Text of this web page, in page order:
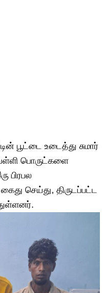
பூட்டை உடைத்து சுமார்
பொருட்களை
பிரபல
செய்து, திருடப்பட்ட